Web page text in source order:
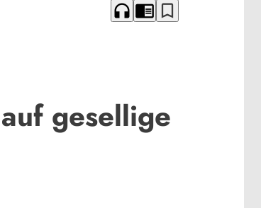
headphones chrome_reader_mode bookmark_border
gesellige